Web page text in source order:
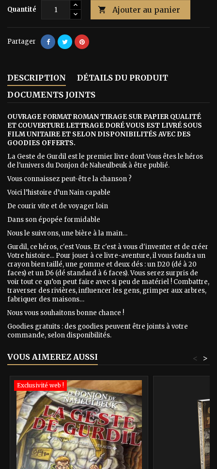
Quantité  Ajouter au panier
Partager
DESCRIPTION
DÉTAILS DU PRODUIT
DOCUMENTS JOINTS
OUVRAGE FORMAT ROMAN TIRAGE SUR PAPIER QUALITÉ
ET COUVERTURE LETTRAGE DORÉ VOUS EST LIVRÉ SOUS
FILM UNITAIRE ET SELON DISPONIBILITÉS AVEC DES
GOODIES OFFERTS.
La Geste de Gurdil est le premier livre dont Vous êtes le héros
de l'univers du Donjon de Naheulbeuk à être publié.
Vous connaissez peut-être la chanson ?
Voici l’histoire d’un Nain capable
De courir vite et de voyager loin
Dans son épopée formidable
Nous le suivrons, une bière à la main…
Gurdil, ce héros, c'est Vous. Et c'est à vous d'inventer et de créer
Votre histoire... Pour jouer à ce livre-aventure, il vous faudra un
crayon bien taillé, une gomme et deux dés : un D20 (dé à 20
faces) et un D6 (dé standard à 6 faces). Vous serez surpris de
voir tout ce qu’on peut faire avec si peu de matériel ! Combattre,
traverser des rivières, influencer les gens, grimper aux arbres,
fabriquer des maisons…
Nous vous souhaitons bonne chance !
Goodies gratuits : des goodies peuvent être joints à votre
commande, selon disponibilités.
VOUS AIMEREZ AUSSI >
<
Exclusivité web !